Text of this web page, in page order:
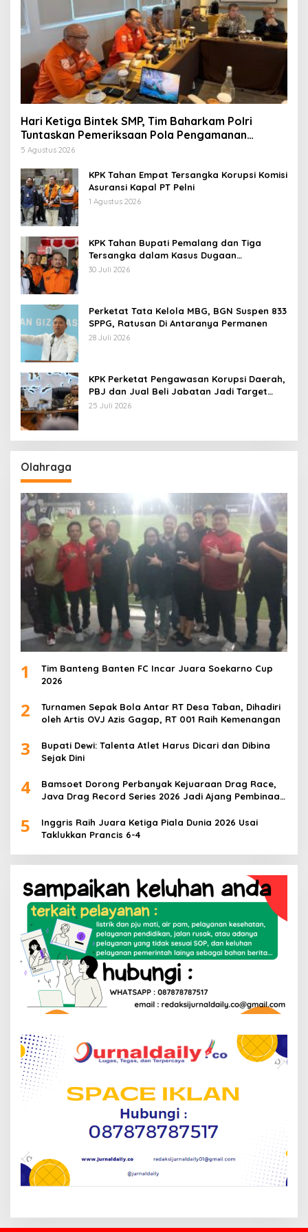
Hari Ketiga Bintek SMP, Tim Baharkam Polri
Tuntaskan Pemeriksaan Pola Pengamanan
Pertamina Patra Niaga Jabar
5 Agustus 2026
KPK Tahan Empat Tersangka Korupsi Komisi
Asuransi Kapal PT Pelni
1 Agustus 2026
KPK Tahan Bupati Pemalang dan Tiga
Tersangka dalam Kasus Dugaan
Pemerasan
30 Juli 2026
Perketat Tata Kelola MBG, BGN Suspen 833
SPPG, Ratusan Di Antaranya Permanen
28 Juli 2026
KPK Perketat Pengawasan Korupsi Daerah,
PBJ dan Jual Beli Jabatan Jadi Target
Utama
25 Juli 2026
Olahraga
1
Tim Banteng Banten FC Incar Juara Soekarno Cup
2026
2
Turnamen Sepak Bola Antar RT Desa Taban, Dihadiri
oleh Artis OVJ Azis Gagap, RT 001 Raih Kemenangan
3
Bupati Dewi: Talenta Atlet Harus Dicari dan Dibina
Sejak Dini
4
Bamsoet Dorong Perbanyak Kejuaraan Drag Race,
Java Drag Record Series 2026 Jadi Ajang Pembinaan
5
Inggris Raih Juara Ketiga Piala Dunia 2026 Usai
Taklukkan Prancis 6-4